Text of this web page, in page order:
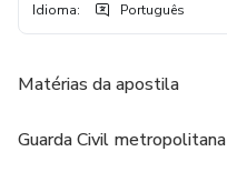
Idioma: Português
Matérias da apostila
Guarda Civil metropolitana